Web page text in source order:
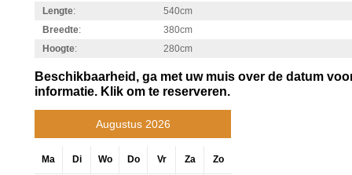
Lengte:
540cm
Breedte:
380cm
Hoogte: 280cm
Beschikbaarheid, ga met uw muis over de datum
informatie. Klik om te reserveren.
Augustus 2026
Ma Di Wo Do Vr Za Zo